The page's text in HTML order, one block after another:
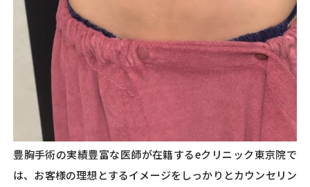
豊胸手術の実績豊富な医師が在籍するeクリニック東京院で
は、お客様の理想とするイメージをしっかりとカウンセリン